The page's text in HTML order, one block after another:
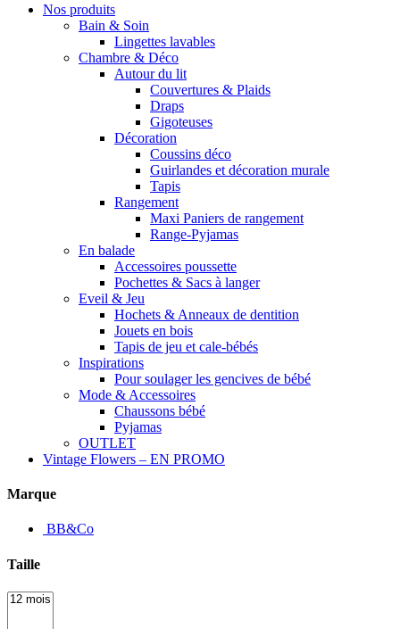
Nos produits
Bain & Soin
Lingettes lavables
Chambre & Déco
Autour du lit
Couvertures & Plaids
Draps
Gigoteuses
Décoration
Coussins déco
Guirlandes et décoration murale
Tapis
Rangement
Maxi Paniers de rangement
Range-Pyjamas
En balade
Accessoires poussette
Pochettes & Sacs à langer
Eveil & Jeu
Hochets & Anneaux de dentition
Jouets en bois
Tapis de jeu et cale-bébés
Inspirations
Pour soulager les gencives de bébé
Mode & Accessoires
Chaussons bébé
Pyjamas
OUTLET
Vintage Flowers – EN PROMO
Marque
BB&Co
Taille